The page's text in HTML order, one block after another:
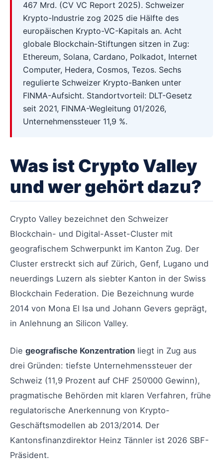
467 Mrd. (CV VC Report 2025). Schweizer
Krypto-Industrie zog 2025 die Hälfte des
europäischen Krypto-VC-Kapitals an. Acht
globale Blockchain-Stiftungen sitzen in Zug:
Ethereum, Solana, Cardano, Polkadot, Internet
Computer, Hedera, Cosmos, Tezos. Sechs
regulierte Schweizer Krypto-Banken unter
FINMA-Aufsicht. Standortvorteil: DLT-Gesetz
seit 2021, FINMA-Wegleitung 01/2026,
Unternehmenssteuer 11,9 %.
Was ist Crypto Valley
und wer gehört dazu?
Crypto Valley bezeichnet den Schweizer
Blockchain- und Digital-Asset-Cluster mit
geografischem Schwerpunkt im Kanton Zug. Der
Cluster erstreckt sich auf Zürich, Genf, Lugano und
neuerdings Luzern als siebter Kanton in der Swiss
Blockchain Federation. Die Bezeichnung wurde
2014 von Mona El Isa und Johann Gevers geprägt,
in Anlehnung an Silicon Valley.
Die geografische Konzentration liegt in Zug aus
drei Gründen: tiefste Unternehmenssteuer der
Schweiz (11,9 Prozent auf CHF 250’000 Gewinn),
pragmatische Behörden mit klaren Verfahren, frühe
regulatorische Anerkennung von Krypto-
Geschäftsmodellen ab 2013/2014. Der
Kantonsfinanzdirektor Heinz Tännler ist 2026 SBF-
Präsident.